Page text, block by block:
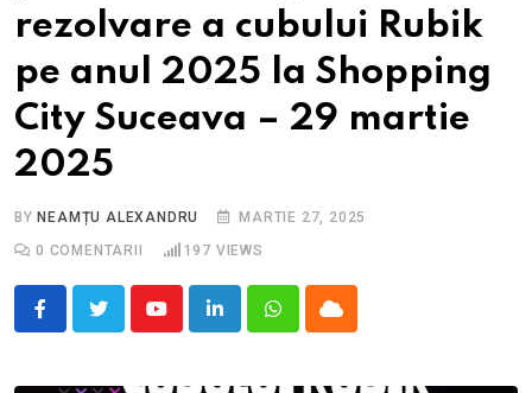
rezolvare a cubului Rubik
pe anul 2025 la Shopping
City Suceava – 29 martie
2025
BY NEAMȚU ALEXANDRU
MARTIE 27, 2025
0 COMENTARII 197 VIEWS
YoutubeLinkedInWhatsappCloud